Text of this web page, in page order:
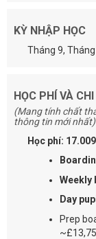
KỲ NHẬP HỌC
Tháng 9,
HỌC PHÍ VÀ
(Mang tính chất
thông tin mới nhất)
Học phí:
Weekly
Day
Prep